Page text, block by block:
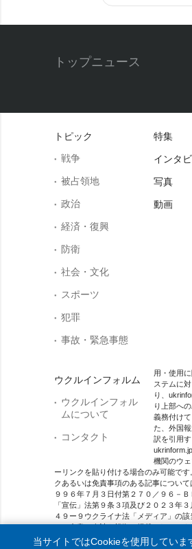
トップニュース
トピック
戦争
被占領地
政治
経済・復興
防衛
社会・文化
スポーツ
犯罪
事故・緊急事態
ウクルインフォルム
ウクルインフォル
ムについて
コンタクト
特集
インタ
写真
動画
用・使用
ステムに
り、
り上部へ
義務付け
た、外国
訳を引用す
機関のウ
ーリンクを貼り付ける場合のみ可能で
クあるいは免責事項のある記事について
９９６年７月３日付第２７０／９６－
「宣伝」法第９条３項及び２０２３年
４９ー９ウクライナ法「メディア」の
で、合意／会計を根拠に掲載されていま
当サイトではCookieを使用していま